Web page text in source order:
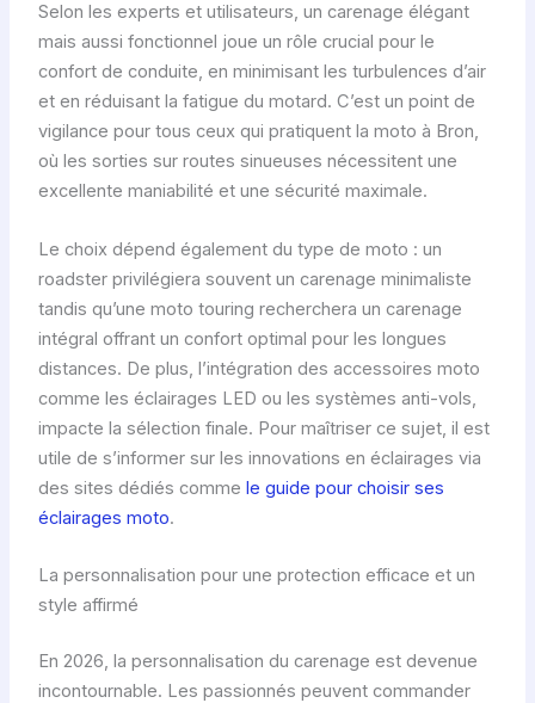
Selon les experts et utilisateurs, un carenage élégant
mais aussi fonctionnel joue un rôle crucial pour le
confort de conduite, en minimisant les turbulences d’air
et en réduisant la fatigue du motard. C’est un point de
vigilance pour tous ceux qui pratiquent la moto à Bron,
où les sorties sur routes sinueuses nécessitent une
excellente maniabilité et une sécurité maximale.
Le choix dépend également du type de moto : un
roadster privilégiera souvent un carenage minimaliste
tandis qu’une moto touring recherchera un carenage
intégral offrant un confort optimal pour les longues
distances. De plus, l’intégration des accessoires moto
comme les éclairages LED ou les systèmes anti-vols,
impacte la sélection finale. Pour maîtriser ce sujet, il est
utile de s’informer sur les innovations en éclairages via
des sites dédiés comme le guide pour choisir ses
éclairages moto.
La personnalisation pour une protection efficace et un
style affirmé
En 2026, la personnalisation du carenage est devenue
incontournable. Les passionnés peuvent commander